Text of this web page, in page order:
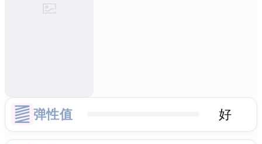
弹性值 好